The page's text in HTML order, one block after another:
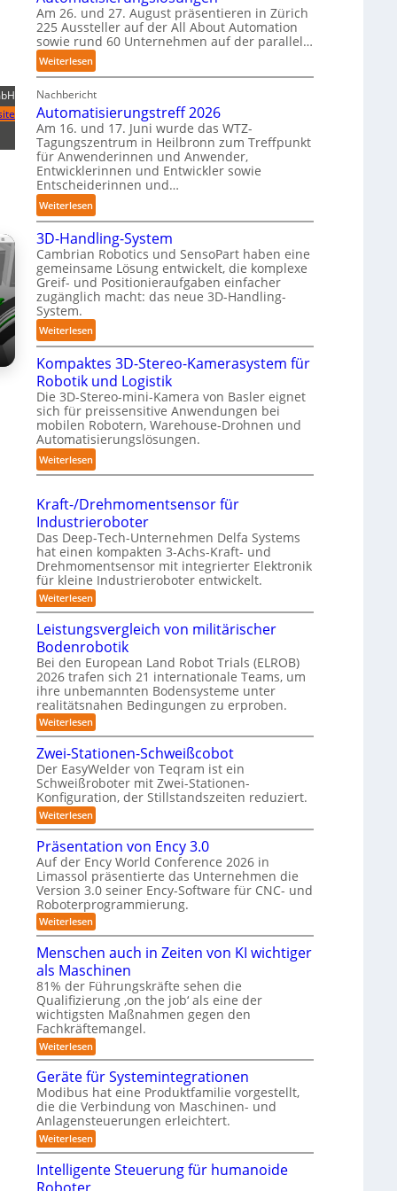
T
a
u
c
r
o
b
o
t
e
r
n
e
n
p
e
r
C
o
b
o
t
Am 26. und 27. August präsentieren in Zürich
225 Aussteller auf der All About Automation
sowie rund 60 Unternehmen auf der parallel…
Weiterlesen:
A
A
A
Z
ü
r
i
c
h
T
r
e
f
p
u
n
k
t
f
ü
r
p
i
s
n
a
h
e
A
u
t
o
m
a
t
i
s
i
e
r
u
n
g
s
l
ö
s
u
n
g
e
n
Nachbericht
Automatisierungstreff 2026
Am 16. und 17. Juni wurde das WTZ-
Tagungszentrum in Heilbronn zum Treffpunkt
für Anwenderinnen und Anwender,
Entwicklerinnen und Entwickler sowie
Entscheiderinnen und…
Weiterlesen:
A
u
t
o
m
a
t
i
i
e
r
u
n
g
s
r
e
f
f
2
0
2
6
3D-Handling-System
Cambrian Robotics und SensoPart haben eine
gemeinsame Lösung entwickelt, die komplexe
Greif- und Positionieraufgaben einfacher
zugänglich macht: das neue 3D-Handling-
System.
Weiterlesen:
3
D
-
H
a
n
d
l
-
S
y
s
t
e
m
Kompaktes 3D-Stereo-Kamerasystem für
Robotik und Logistik
Die 3D-Stereo-mini-Kamera von Basler eignet
sich für preissensitive Anwendungen bei
mobilen Robotern, Warehouse-Drohnen und
Automatisierungslösungen.
Weiterlesen:
K
m
p
a
k
t
e
s
3
D
-
S
t
e
r
o
-
K
a
m
e
r
a
s
y
s
e
m
f
ü
r
R
o
b
o
t
i
k
u
Kraft-/Drehmomentsensor für
Industrieroboter
Das Deep-Tech-Unternehmen Delfa Systems
hat einen kompakten 3-Achs-Kraft- und
Drehmomentsensor mit integrierter Elektronik
für kleine Industrieroboter entwickelt.
Weiterlesen:
K
a
f
t
-
/
D
r
e
h
m
o
m
e
n
t
s
e
n
s
o
r
f
ü
r
I
d
u
s
r
i
e
r
o
o
t
e
r
Leistungsvergleich von militärischer
Bodenrobotik
Bei den European Land Robot Trials (ELROB)
2026 trafen sich 21 internationale Teams, um
ihre unbemannten Bodensysteme unter
realitätsnahen Bedingungen zu erproben.
Weiterlesen:
L
e
i
s
t
u
n
g
s
v
e
r
g
l
e
i
c
v
o
n
m
i
l
i
t
ä
r
i
s
c
h
e
r
B
o
Zwei-Stationen-Schweißcobot
Der EasyWelder von Teqram ist ein
Schweißroboter mit Zwei-Stationen-
Konfiguration, der Stillstandszeiten reduziert.
Weiterlesen:
Z
e
i
-
S
t
a
t
i
o
n
e
n
-
S
c
h
w
e
i
ß
c
o
b
o
t
Präsentation von Ency 3.0
Auf der Ency World Conference 2026 in
Limassol präsentierte das Unternehmen die
Version 3.0 seiner Ency-Software für CNC- und
Roboterprogrammierung.
Weiterlesen:
P
ä
s
e
n
t
a
t
i
o
n
v
o
n
E
n
c
y
3
Menschen auch in Zeiten von KI wichtiger
als Maschinen
81% der Führungskräfte sehen die
Qualifizierung ‚on the job‘ als eine der
wichtigsten Maßnahmen gegen den
Fachkräftemangel.
Weiterlesen:
M
e
n
s
c
h
e
n
a
u
Geräte für Systemintegrationen
Modibus hat eine Produktfamilie vorgestellt,
die die Verbindung von Maschinen- und
Anlagensteuerungen erleichtert.
Weiterlesen:
G
r
Intelligente Steuerung für humanoide